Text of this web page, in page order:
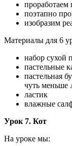
поэтапно
изобразим
Материалы для 6
набор сухой
пастельные
пастельная
чуть меньше
ластик
влажные
Урок 7. Кот
На уроке мы: